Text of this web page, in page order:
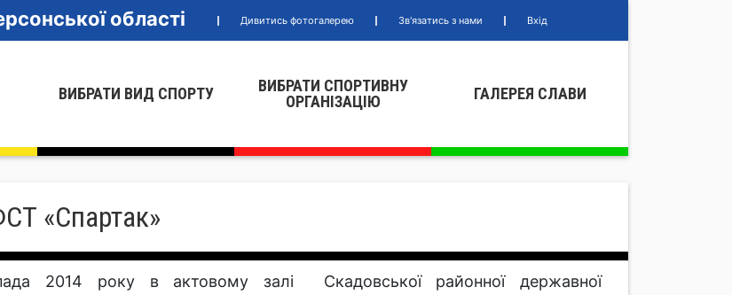
області Дивитись фотогалерею Зв'язатись з нами Вхід
ВИБРАТИ ВИД СПОРТУ
ВИБРАТИ СПОРТИВНУ
ОРГАНIЗАЦIЮ
ГАЛЕРЕЯ СЛАВИ
«Спартак»
2014 року в актовому залі Скадовської районної державної